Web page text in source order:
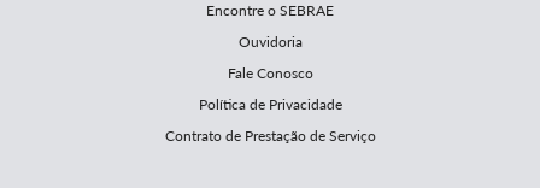
Encontre o SEBRAE
Ouvidoria
Fale Conosco
Política de Privacidade
Contrato de Prestação de Serviço